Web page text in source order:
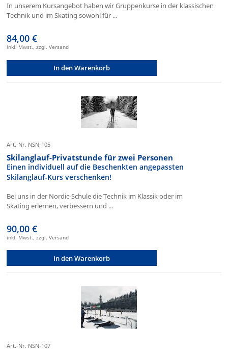
In unserem Kursangebot haben wir Gruppenkurse in der klassischen
Technik und im Skating sowohl für ...
84,00 €
inkl. Mwst., zzgl. Versand
In den Warenkorb
Art.-Nr. NSN-105
Skilanglauf-Privatstunde für zwei Personen
Einen individuell auf die Beschenkten angepassten
Skilanglauf-Kurs verschenken!
Bei uns in der Nordic-Schule die Technik im Klassik oder im
Skating erlernen, verbessern und ...
90,00 €
inkl. Mwst., zzgl. Versand
In den Warenkorb
Art.-Nr. NSN-107